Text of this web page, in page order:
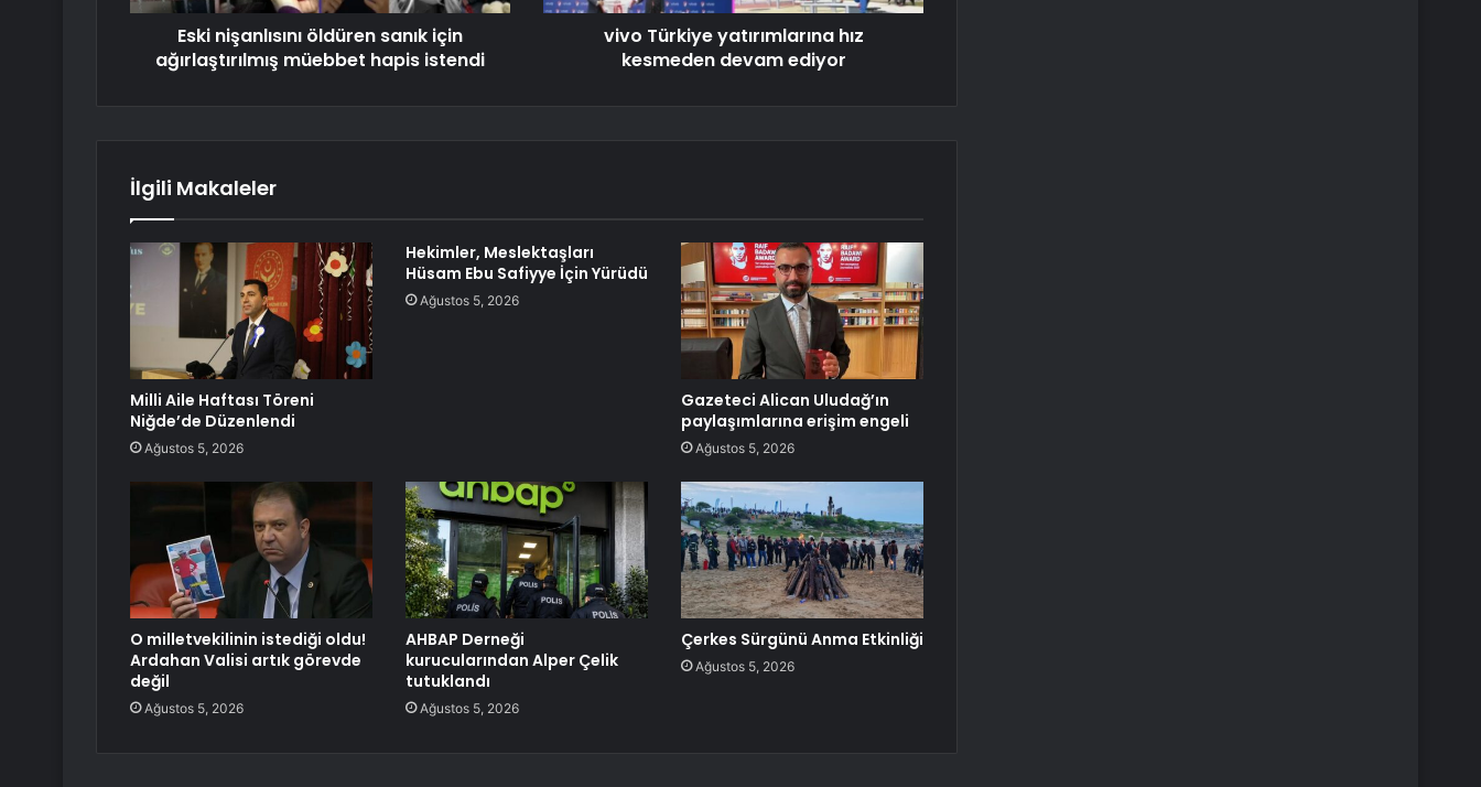
Eski nişanlısını öldüren sanık için
ağırlaştırılmış müebbet hapis istendi
vivo Türkiye yatırımlarına hız
kesmeden devam ediyor
İlgili Makaleler
Milli Aile Haftası Töreni
Niğde’de Düzenlendi
Ağustos 5, 2026
Hekimler, Meslektaşları
Hüsam Ebu Safiyye İçin Yürüdü
Ağustos 5, 2026
Gazeteci Alican Uludağ’ın
paylaşımlarına erişim engeli
Ağustos 5, 2026
O milletvekilinin istediği oldu!
Ardahan Valisi artık görevde
değil
Ağustos 5, 2026
AHBAP Derneği
kurucularından Alper Çelik
tutuklandı
Ağustos 5, 2026
Çerkes Sürgünü Anma Etkinliği
Ağustos 5, 2026